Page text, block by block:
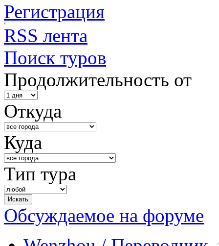
Регистрация
RSS лента
Поиск туров
Продолжительность от
Откуда
Куда
Тип тура
Обсуждаемое на форуме